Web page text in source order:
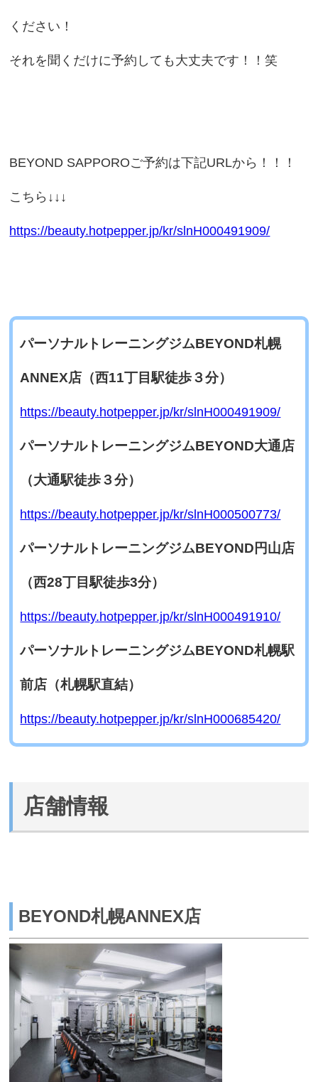
ください！
それを聞くだけに予約しても大丈夫です！！笑
BEYOND SAPPOROご予約は下記URLから！！！
こちら↓↓↓
https://beauty.hotpepper.jp/kr/slnH000491909/
パーソナルトレーニングジムBEYOND札幌
ANNEX店（西11丁目駅徒歩３分）
https://beauty.hotpepper.jp/kr/slnH000491909/
パーソナルトレーニングジムBEYOND大通店
（大通駅徒歩３分）
https://beauty.hotpepper.jp/kr/slnH000500773/
パーソナルトレーニングジムBEYOND円山店
（西28丁目駅徒歩3分）
https://beauty.hotpepper.jp/kr/slnH000491910/
パーソナルトレーニングジムBEYOND札幌駅
前店（札幌駅直結）
https://beauty.hotpepper.jp/kr/slnH000685420/
店舗情報
BEYOND札幌ANNEX店